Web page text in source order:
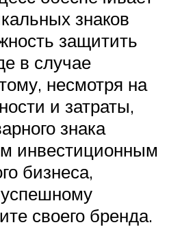
знаков
защитить
в случае
несмотря на
и затраты,
знака
инвестиционным
бизнеса,
своего бренда.